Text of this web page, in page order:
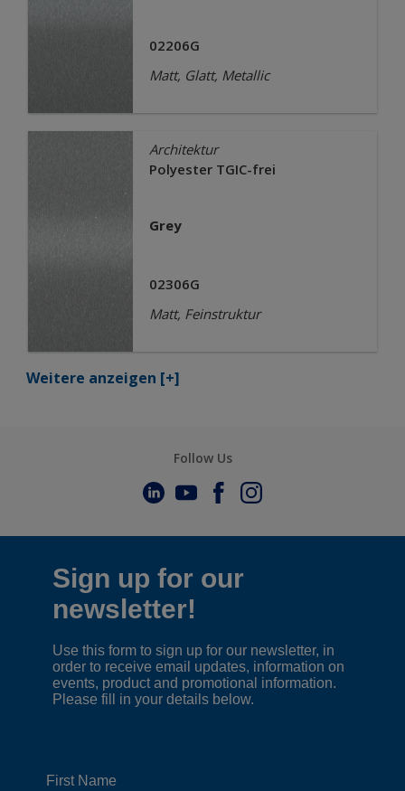
02206G
Matt, Glatt, Metallic
Architektur
Polyester TGIC-frei
Grey
02306G
Matt, Feinstruktur
Weitere anzeigen [+]
Follow Us